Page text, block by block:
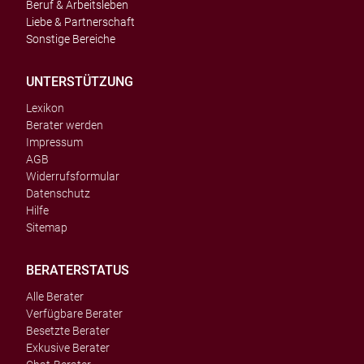
Beruf & Arbeitsleben
Liebe & Partnerschaft
Sonstige Bereiche
UNTERSTÜTZUNG
Lexikon
Berater werden
Impressum
AGB
Widerrufsformular
Datenschutz
Hilfe
Sitemap
BERATERSTATUS
Alle Berater
Verfügbare Berater
Besetzte Berater
Exkusive Berater